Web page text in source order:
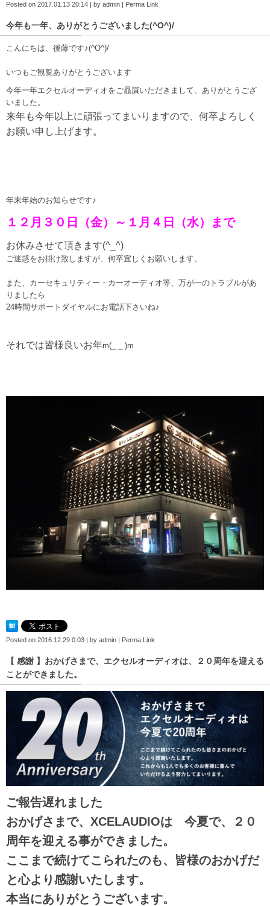
Posted on 2017.01.13 20:14 | by admin | Perma Link
今年も一年、ありがとうございました(^O^)/
こんにちは、後藤です♪(^O^)/
いつもご観覧ありがとうございます
今年一年エクセルオーディオをご贔屓いただきまして、ありがとうござ
いました。
来年も今年以上に頑張ってまいりますので、何卒よろしく
お願い申し上げます。
年末年始のお知らせです♪
１２月３０日（金）～１月４日（水）まで
お休みさせて頂きます(^_^)
ご迷惑をお掛け致しますが、何卒宜しくお願いします。
また、カーセキュリティー・カーオーディオ等、万が一のトラブルがあ
りましたら
24時間サポートダイヤルにお電話下さいね♪
それでは皆様良いお年m(_ _ )m
Posted on 2016.12.29 0:03 | by admin | Perma Link
【 感謝 】おかげさまで、エクセルオーディオは、２０周年を迎える
ことができました。
ご報告遅れました
おかげさまで、XCELAUDIOは 今夏で、２０
周年を迎える事ができました。
ここまで続けてこられたのも、皆様のおかげだ
と心より感謝いたします。
本当にありがとうございます。